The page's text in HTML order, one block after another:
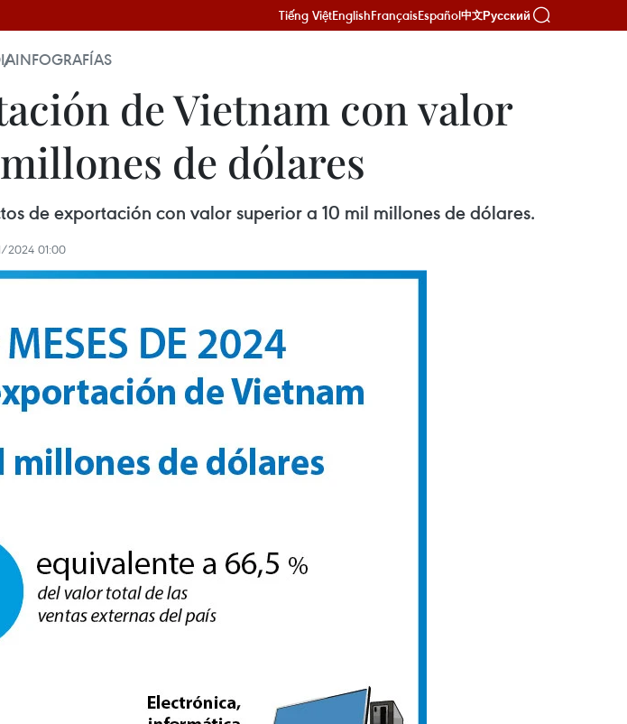
Tiếng ViệtEnglishFrançaisEspañol中文Русский
INFOGRAFÍAS
de Vietnam con valor
de dólares
de exportación con valor superior a 10 mil millones de dólares.
2024 01:00